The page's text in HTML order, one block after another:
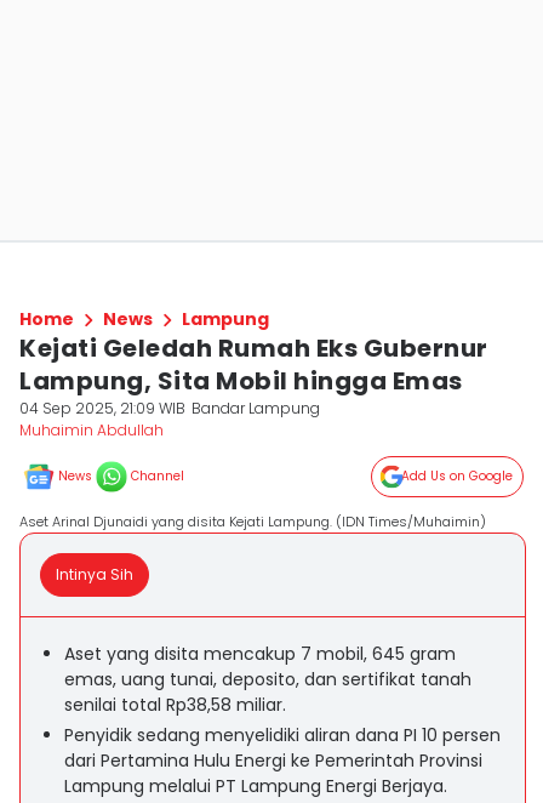
Home News Lampung
Kejati Geledah Rumah Eks Gubernur
Lampung, Sita Mobil hingga Emas
04 Sep 2025, 21:09 WIB Bandar Lampung
Muhaimin Abdullah
News Channel Add Us on Google
Aset Arinal Djunaidi yang disita Kejati Lampung. (IDN Times/Muhaimin)
Intinya Sih
Aset yang disita mencakup 7 mobil, 645 gram
emas, uang tunai, deposito, dan sertifikat tanah
senilai total Rp38,58 miliar.
Penyidik sedang menyelidiki aliran dana PI 10 persen
dari Pertamina Hulu Energi ke Pemerintah Provinsi
Lampung melalui PT Lampung Energi Berjaya.